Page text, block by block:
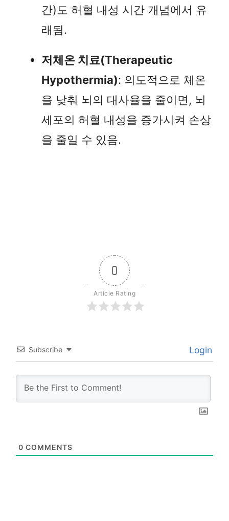
간)도 허혈 내성 시간 개념에서 유
래됨.
저체온 치료(Therapeutic
Hypothermia): 의도적으로 체온
을 낮춰 뇌의 대사율을 줄이면, 뇌
세포의 허혈 내성을 증가시켜 손상
을 줄일 수 있음.
0
Article Rating
Subscribe Login
0 COMMENTS